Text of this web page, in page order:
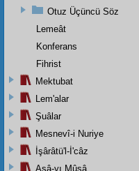
Otuz Üçüncü Söz
Lemeât
Konferans
Fihrist
Mektubat
Lem'alar
Şuâlar
Mesnevî-i Nuriye
İşârâtü'l-İ'câz
Asâ-yı Mûsâ